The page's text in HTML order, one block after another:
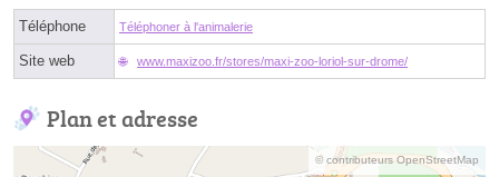
Téléphone Téléphoner à l'animalerie
Site web www.maxizoo.fr/stores/maxi-zoo-loriol-sur-drome/
Plan et adresse
© contributeurs OpenStreetMap